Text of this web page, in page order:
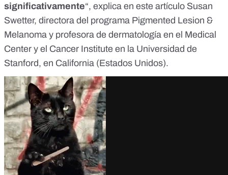
significativamente“, explica en este artículo Susan
Swetter, directora del programa Pigmented Lesion &
Melanoma y profesora de dermatología en el Medical
Center y el Cancer Institute en la Universidad de
Stanford, en California (Estados Unidos).